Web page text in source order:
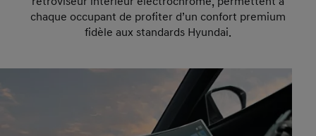
chaque occupant de profiter d’un confort premium
fidèle aux standards Hyundai.